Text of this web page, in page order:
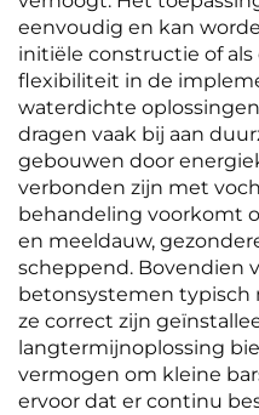
eenvoudig en kan
initiële constructie of
flexibiliteit in de
waterdichte
dragen vaak bij aan
gebouwen door
verbonden zijn met
behandeling voorkomt
en meeldauw,
scheppend. Bovendien
betonsystemen typisch
ze correct zijn
langtermijnoplossing
vermogen om kleine
ervoor dat er continu